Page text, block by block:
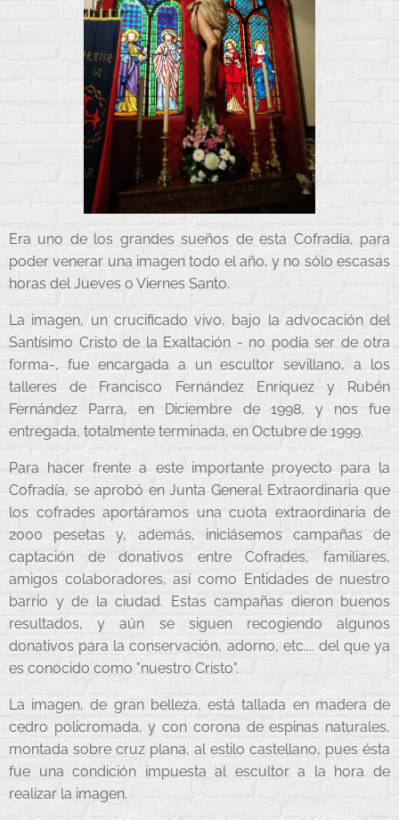
Era uno de los grandes sueños de esta Cofradía, para
poder venerar una imagen todo el año, y no sólo escasas
horas del Jueves o Viernes Santo.
La imagen, un crucificado vivo, bajo la advocación del
Santísimo Cristo de la Exaltación - no podía ser de otra
forma-, fue encargada a un escultor sevillano, a los
talleres de Francisco Fernández Enríquez y Rubén
Fernández Parra, en Diciembre de 1998, y nos fue
entregada, totalmente terminada, en Octubre de 1999.
Para hacer frente a este importante proyecto para la
Cofradía, se aprobó en Junta General Extraordinaria que
los cofrades aportáramos una cuota extraordinaria de
2000 pesetas y, además, iniciásemos campañas de
captación de donativos entre Cofrades, familiares,
amigos colaboradores, así como Entidades de nuestro
barrio y de la ciudad. Estas campañas dieron buenos
resultados, y aún se siguen recogiendo algunos
donativos para la conservación, adorno, etc.... del que ya
es conocido como "nuestro Cristo".
La imagen, de gran belleza, está tallada en madera de
cedro policromada, y con corona de espinas naturales,
montada sobre cruz plana, al estilo castellano, pues ésta
fue una condición impuesta al escultor a la hora de
realizar la imagen.